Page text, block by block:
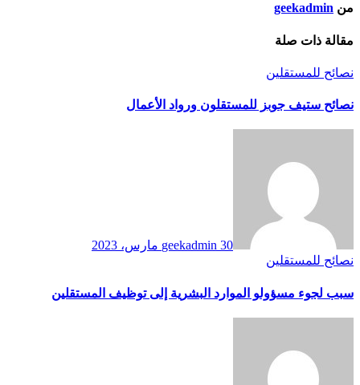
من geekadmin
مقالة ذات صلة
نصائح للمستقلين
نصائح ستيف جوبز للمستقلون ورواد الأعمال
geekadmin 30 مارس، 2023
نصائح للمستقلين
سبب لجوء مسؤولو الموارد البشرية إلى توظيف المستقلين